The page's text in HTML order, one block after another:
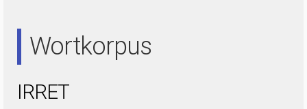
Wortkorpus
IRRET